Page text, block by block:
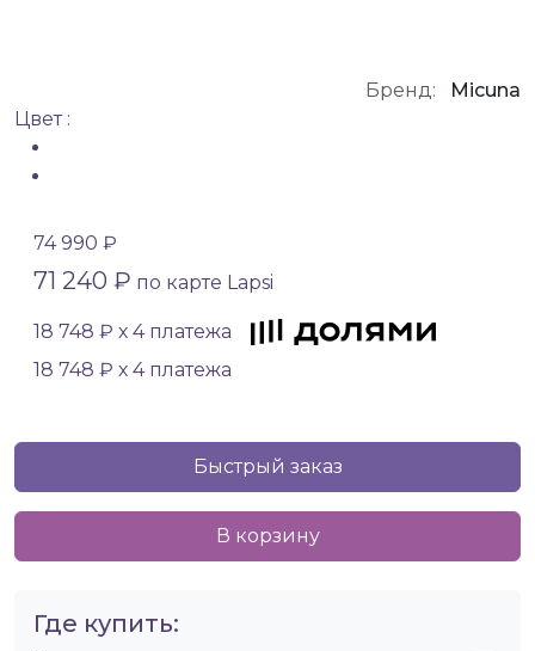
Бренд:
Micuna
Цвет :
74 990 ₽
71 240 ₽ по карте Lapsi
18 748 ₽ х 4 платежа
18 748 ₽ х 4 платежа
Быстрый заказ
В корзину
Где купить: